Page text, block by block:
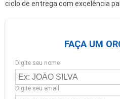
ciclo de entrega com excelência
FAÇA UM
Digite seu nome
Digite seu email